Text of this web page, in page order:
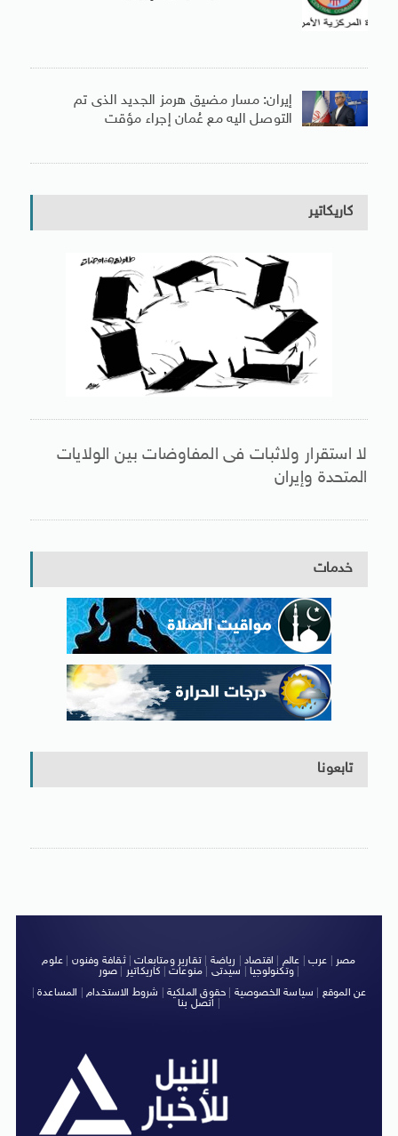
إيران: مسار مضيق هرمز الجديد الذى تم
التوصل اليه مع عُمان إجراء مؤقت
كاريكاتير
لا استقرار ولاثبات فى المفاوضات بين الولايات
المتحدة وإيران
خدمات
تابعونا
مصر عرب عالم اقتصاد رياضة |تقارير ومتابعات|ثقافة وفنون
علوم
وتكنولوجيا| سيدتى منوعات كاريكاتير صور
|
عن الموقع
سياسة الخصوصية حقوق الملكية شروط الاستخدام| المساعدة|
اتصل بنا